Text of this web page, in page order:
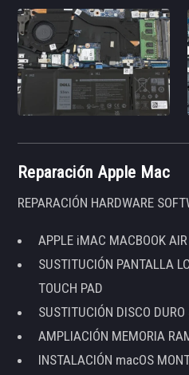
Reparación Apple Mac
REPARACIÓN HARDWARE
APPLE iMAC MACBOOK
SUSTITUCIÓN PANTALLA
TOUCH PAD
SUSTITUCIÓN DISCO
AMPLIACIÓN MEMORIA
INSTALACIÓN macOS